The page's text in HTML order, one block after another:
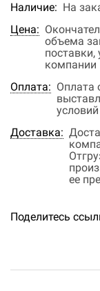
Наличие: На
Цена:
объема
компании
Оплата: Оплата
Доставка:
ее
Поделитесь